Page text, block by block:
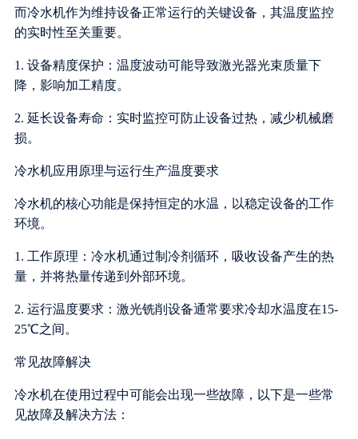
而冷水机作为维持设备正常运行的关键设备，其温度监控
的实时性至关重要。
1. 设备精度保护：温度波动可能导致激光器光束质量下
降，影响加工精度。
2. 延长设备寿命：实时监控可防止设备过热，减少机械磨
损。
冷水机应用原理与运行生产温度要求
冷水机的核心功能是保持恒定的水温，以稳定设备的工作
环境。
1. 工作原理：冷水机通过制冷剂循环，吸收设备产生的热
量，并将热量传递到外部环境。
2. 运行温度要求：激光铣削设备通常要求冷却水温度在15-
25℃之间。
常见故障解决
冷水机在使用过程中可能会出现一些故障，以下是一些常
见故障及解决方法：